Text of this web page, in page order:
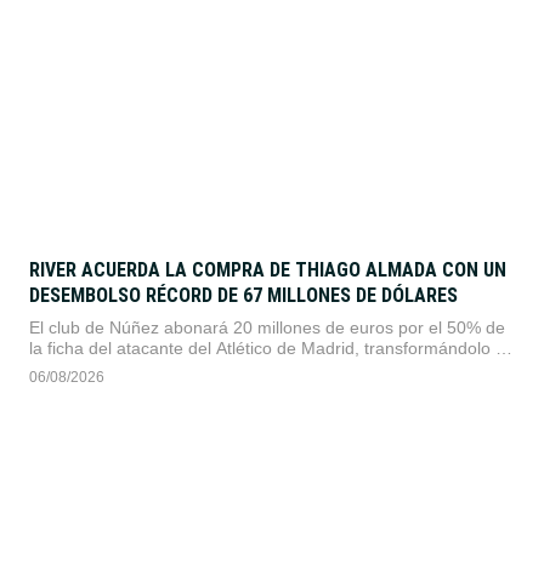
RIVER ACUERDA LA COMPRA DE THIAGO ALMADA CON UN
DESEMBOLSO RÉCORD DE 67 MILLONES DE DÓLARES
El club de Núñez abonará 20 millones de euros por el 50% de
la ficha del atacante del Atlético de Madrid, transformándolo en
la incorporación más cara en la historia del fútbol argentino.
06/08/2026